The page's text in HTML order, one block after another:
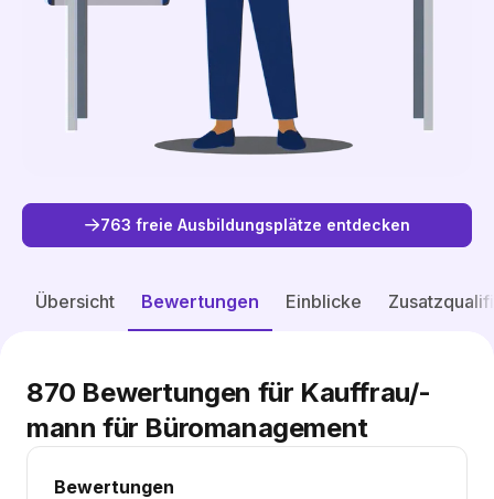
763 freie Ausbildungsplätze entdecken
Übersicht Bewertungen Einblicke
Freie Plätze entdecken
Bewertungen
870 Bewertungen für Kauffrau/-
mann für Büromanagement